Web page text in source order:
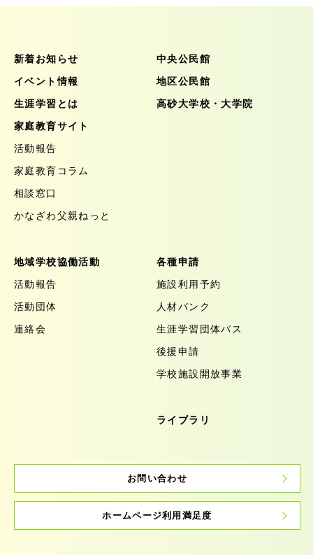
新着お知らせ
イベント情報
生涯学習とは
家庭教育サイト
活動報告
家庭教育コラム
相談窓口
かなざわ父親ねっと
地域学校協働活動
活動報告
活動団体
連絡会
中央公民館
地区公民館
高砂大学校・大学院
各種申請
施設利用予約
人材バンク
生涯学習団体バス
後援申請
学校施設開放事業
ライブラリ
お問い合わせ
ホームページ利用満足度